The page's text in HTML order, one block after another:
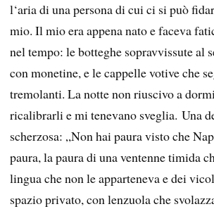
l‘aria di una persona di cui ci si può
mio. Il mio era appena nato e faceva
nel tempo: le botteghe sopravvissute al
con monetine, e le cappelle votive che
tremolanti. La notte non riuscivo a
ricalibrarli e mi tenevano sveglia. Una
scherzosa: „Non hai paura visto che
paura, la paura di una ventenne timida
lingua che non le apparteneva e dei
spazio privato, con lenzuola che